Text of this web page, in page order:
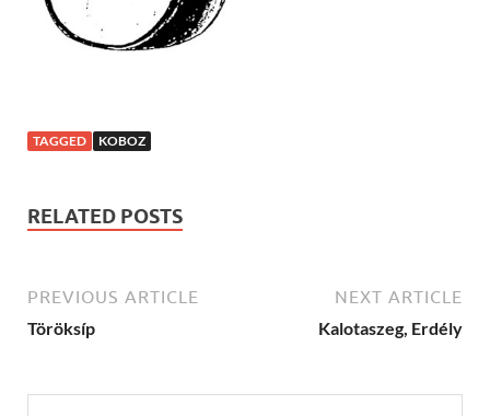
TAGGED KOBOZ
RELATED POSTS
PREVIOUS ARTICLE
Töröksíp
NEXT ARTICLE
Kalotaszeg, Erdély